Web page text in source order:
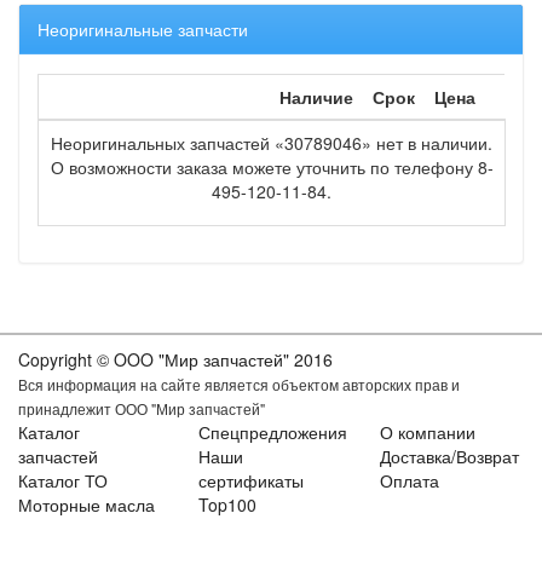
Неоригинальные запчасти
Наличие Срок
Цена
Неоригинальных запчастей «30789046» нет в наличии.
О возможности заказа можете уточнить по телефону 8-
495-120-11-84.
Copyright © OOO "Мир запчастей" 2016
Вся информация на сайте является объектом авторских прав и
принадлежит ООО "Мир запчастей"
Каталог
запчастей
Каталог ТО
Моторные масла
Спецпредложения
Наши
сертификаты
Top100
О компании
Доставка/Возврат
Оплата